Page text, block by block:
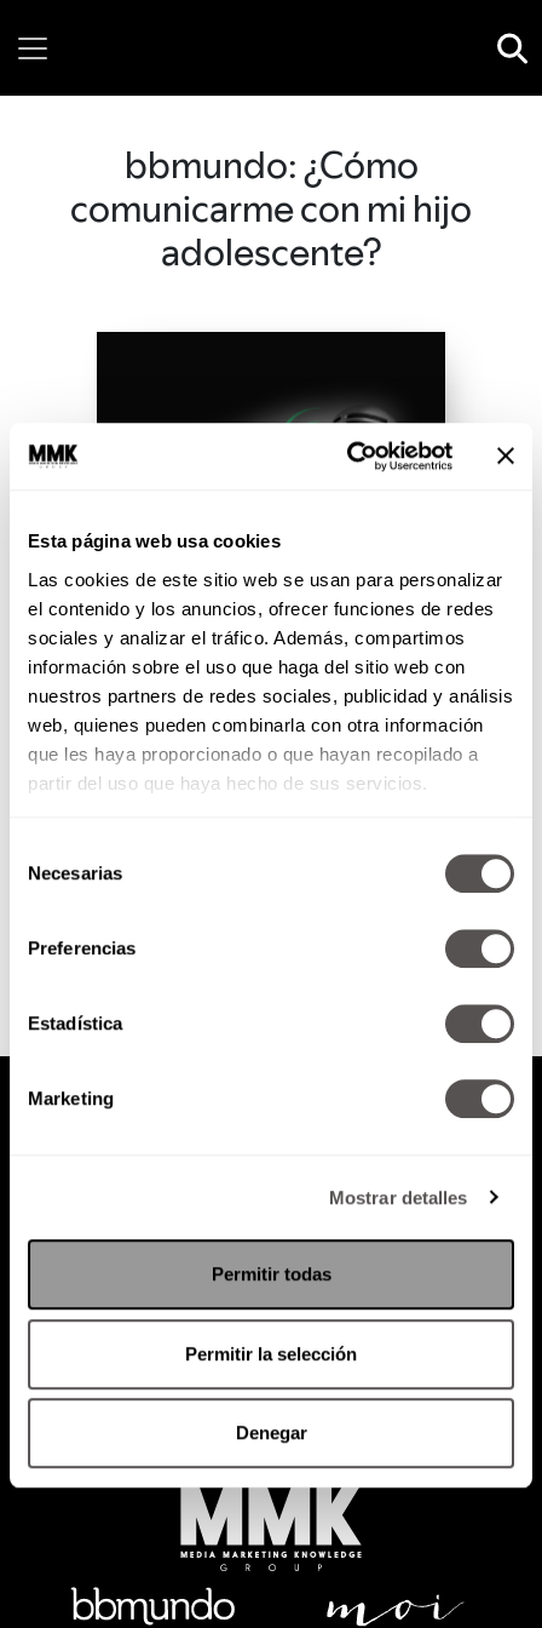
Esta página web usa cookies
Las cookies de este sitio web se usan para personalizar
el contenido y los anuncios, ofrecer funciones de redes
sociales y analizar el tráfico. Además, compartimos
información sobre el uso que haga del sitio web con
nuestros partners de redes sociales, publicidad y análisis
web, quienes pueden combinarla con otra información
que les haya proporcionado o que hayan recopilado a
partir del uso que haya hecho de sus servicios.
Necesarias
Preferencias
Estadística
Marketing
Mostrar detalles
Permitir todas
Permitir la selección
Denegar
bbmundo: ¿Cómo
comunicarme con mi hijo
adolescente?
Miércoles 27 de marzo de 2019
*10 tips para tener el crédito
hipotecario adecuado
*bbmundo: ¿Cómo comunicarme
RADIO MARTHA
PRODUCTOS SACA TU ID RECUPERA ID